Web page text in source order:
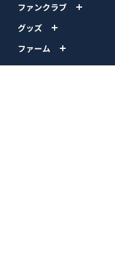
ファンクラブ
グッズ
ファーム
エンタメ